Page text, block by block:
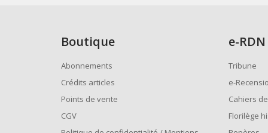
Boutique
Abonnements
Crédits articles
Points de vente
CGV
e-RDN
Tribune
e-
Cahiers
Florilège